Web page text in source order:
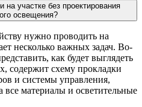
участке без проектирования
освещения?
нужно проводить на
несколько важных задач. Во-
как будет выглядеть
содержит схему прокладки
и системы управления,
материалы и осветительные